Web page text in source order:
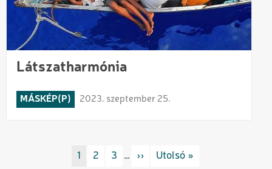
Látszatharmónia
MÁSKÉP(P) 2023. szeptember 25.
OldalszámozásRovat/cimke
1 Rovat/cimke
2 Rovat/cimke
3 … Következő oldal
›› Utolsó oldal
Utolsó »